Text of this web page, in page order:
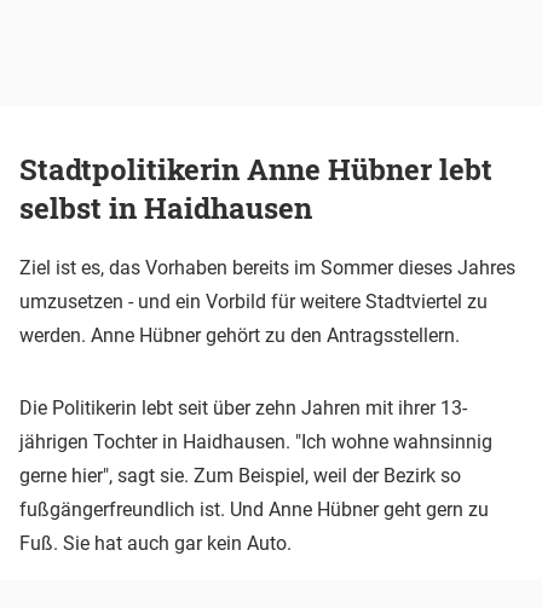
Stadtpolitikerin Anne Hübner lebt
selbst in Haidhausen
Ziel ist es, das Vorhaben bereits im Sommer dieses Jahres
umzusetzen - und ein Vorbild für weitere Stadtviertel zu
werden. Anne Hübner gehört zu den Antragsstellern.
Die Politikerin lebt seit über zehn Jahren mit ihrer 13-
jährigen Tochter in Haidhausen. "Ich wohne wahnsinnig
gerne hier", sagt sie. Zum Beispiel, weil der Bezirk so
fußgängerfreundlich ist. Und Anne Hübner geht gern zu
Fuß. Sie hat auch gar kein Auto.